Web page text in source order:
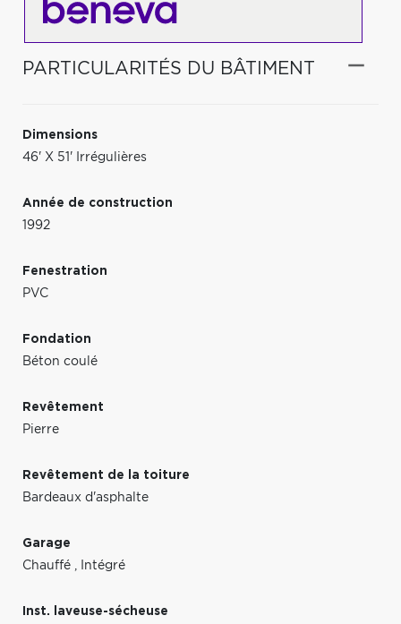
PARTICULARITÉS DU BÂTIMENT
Dimensions
46' X 51' Irrégulières
Année de construction
1992
Fenestration
PVC
Fondation
Béton coulé
Revêtement
Pierre
Revêtement de la toiture
Bardeaux d'asphalte
Garage
Chauffé , Intégré
Inst. laveuse-sécheuse